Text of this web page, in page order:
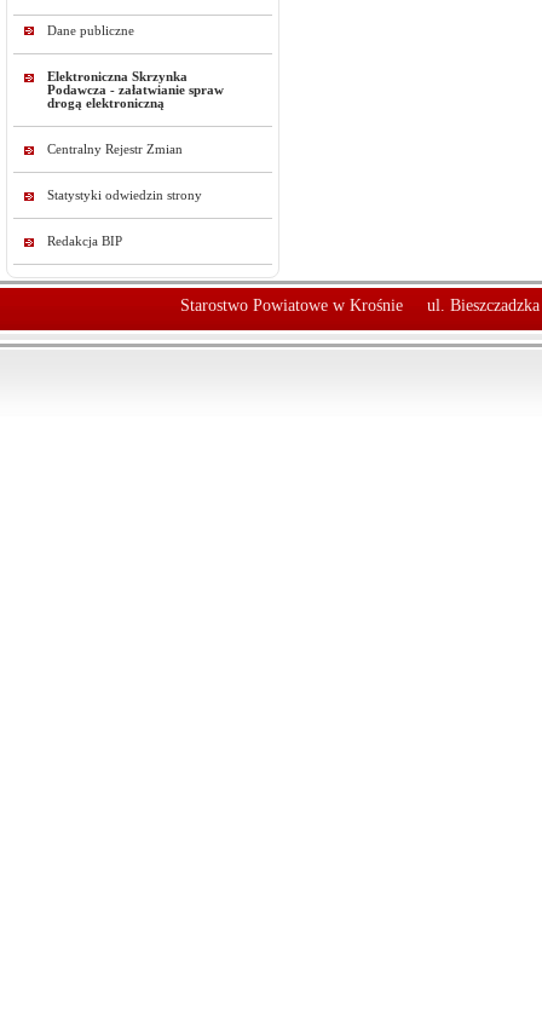
Dane publiczne
Elektroniczna Skrzynka
Podawcza - załatwianie spraw
drogą elektroniczną
Centralny Rejestr Zmian
Statystyki odwiedzin strony
Redakcja BIP
Starostwo Powiatowe w Krośnie ul.